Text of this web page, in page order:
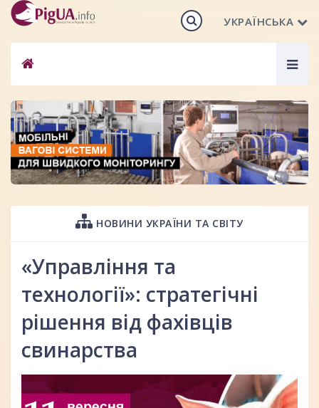
УКРАЇНСЬКА
НОВИНИ УКРАЇНИ ТА СВІТУ
«Управління та
технології»: стратегічні
рішення від фахівців
свинарства